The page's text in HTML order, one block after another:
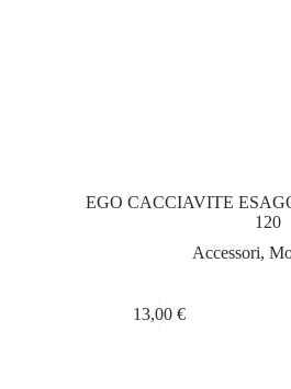
EGO CACCIAVITE
120
Accessori,
13,00€